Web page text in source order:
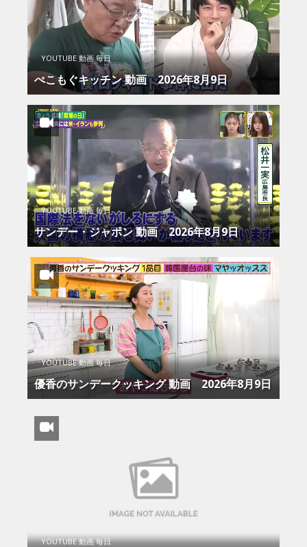
YOUTUBE 動画 毎日
ぺこもぐキッチン 動画 2026年8月9日
YOUTUBE 動画 毎日
サンデー・ジャポン 動画 2026年8月9日
YOUTUBE 動画 毎日
優香のサンデークッキング 動画 2026年8月9日
YOUTUBE 動画 毎日